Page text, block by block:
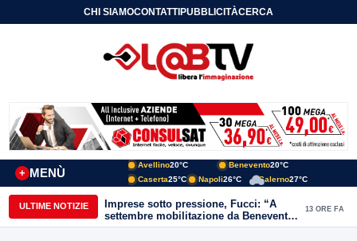
CHI SIAMOCONTATTIPUBBLICITÀCERCA
MENÙ
+
Avellino20°C Benevento20°C
Caserta25°C Napoli26°C Salerno27°C
ULTIME NOTIZIE
Imprese sotto pressione, Fucci: “A
settembre mobilitazione da Benevento
e Avellino”
13 ORE FA